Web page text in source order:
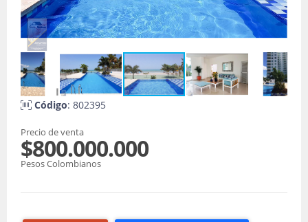
Código: 802395
Precio de venta
$800.000.000
Pesos Colombianos